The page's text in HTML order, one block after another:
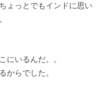
ょっとでもインドに思い
にいるんだ。。
からでした。